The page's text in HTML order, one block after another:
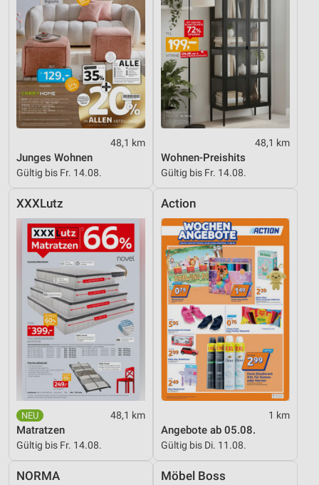
48,1 km
Junges Wohnen
Gültig bis Fr. 14.08.
48,1 km
Wohnen-Preishits
Gültig bis Fr. 14.08.
XXXLutz
48,1 km
Matratzen
Gültig bis Fr. 14.08.
Action
1 km
Angebote ab 05.08.
Gültig bis Di. 11.08.
NORMA Möbel Boss